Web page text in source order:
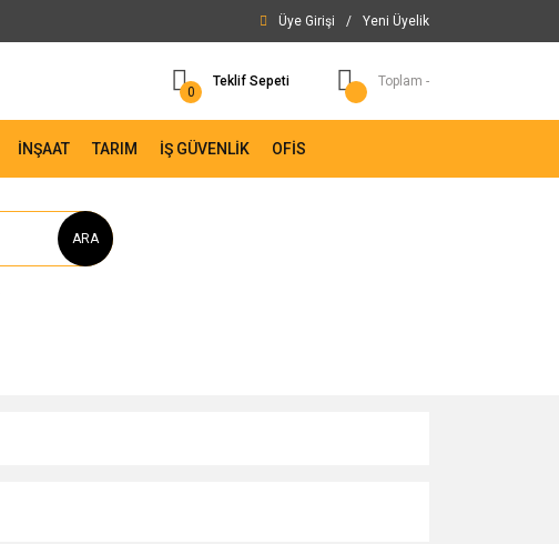
Üye Girişi / Yeni Üyelik
0
Teklif Sepeti Toplam -
İNŞAAT TARIM İŞ GÜVENLİK OFİS
ARA